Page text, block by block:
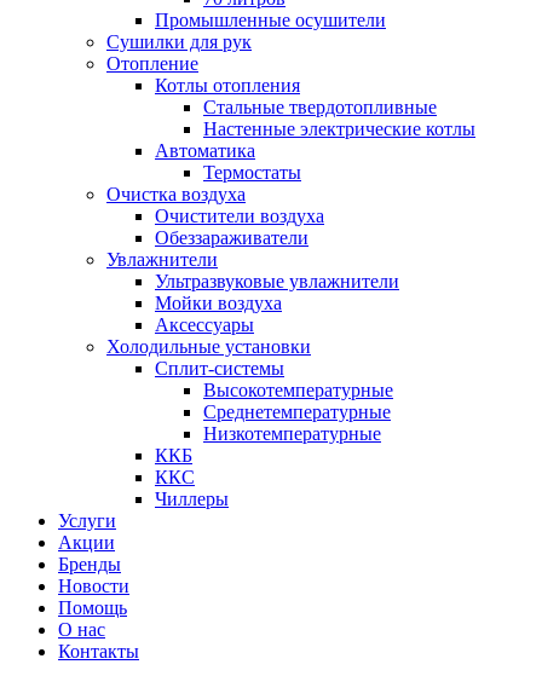
Промышленные осушители
Сушилки для рук
Отопление
Котлы отопления
Стальные твердотопливные
Настенные электрические котлы
Автоматика
Термостаты
Очистка воздуха
Очистители воздуха
Обеззараживатели
Увлажнители
Ультразвуковые увлажнители
Мойки воздуха
Аксессуары
Холодильные установки
Сплит-системы
Высокотемпературные
Среднетемпературные
Низкотемпературные
ККБ
ККС
Чиллеры
Услуги
Акции
Бренды
Новости
Помощь
О нас
Контакты